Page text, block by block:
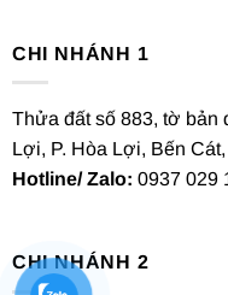
CHI NHÁNH 1
Thửa đất số 883, tờ bản
Lợi, P. Hòa Lợi, Bến
Hotline/ Zalo: 0937 029
CHI NHÁNH 2